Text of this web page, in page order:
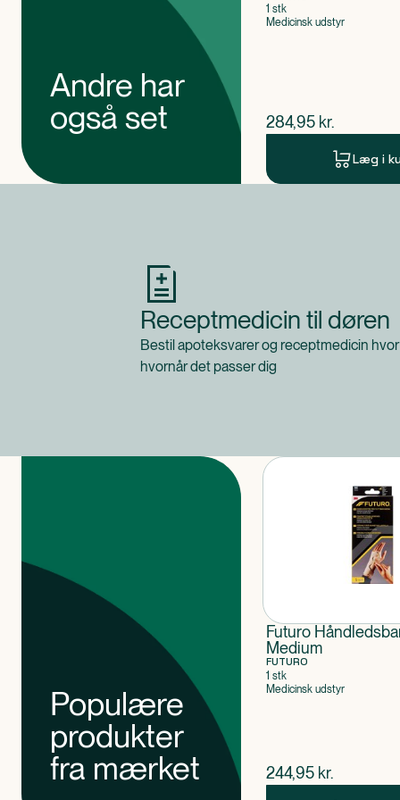
Andre har
også set
1 stk
Medicinsk udstyr
$nuværende pris
284,95 kr.
Læg i
Receptmedicin til døren
Bestil apoteksvarer og receptmedicin
hvornår det passer dig
Populære
produkter
fra mærket
Futuro
Medium
FUTURO
1 stk
Medicinsk udstyr
$nuværende pris
244,95 kr.